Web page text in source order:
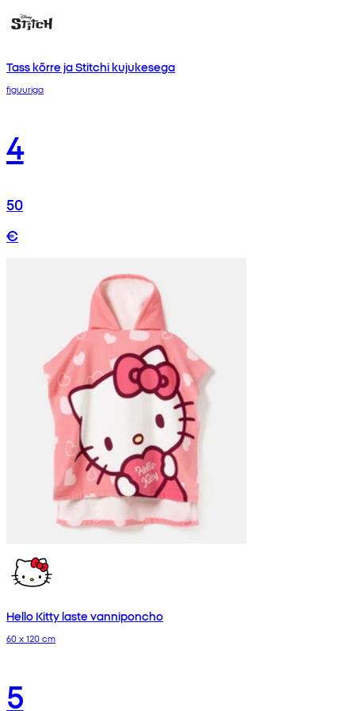
Tass kõrre ja Stitchi kujukesega
figuuriga
4
50
€
Hello Kitty laste vanniponcho
60 x 120 cm
5